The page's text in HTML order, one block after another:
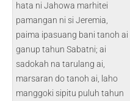
hata ni Jahowa marhitei
pamangan ni si Jeremia,
paima ipasuang bani tanoh ai
ganup tahun Sabatni; ai
sadokah na tarulang ai,
marsaran do tanoh ai, laho
manggoki sipitu puluh tahun